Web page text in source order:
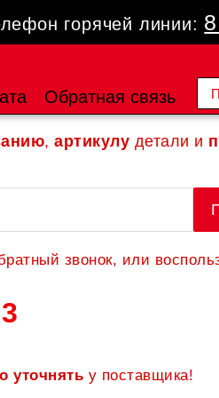
горячей линии:
Обратная связь
, артикулу детали и
звонок, или
уточнять у поставщика!